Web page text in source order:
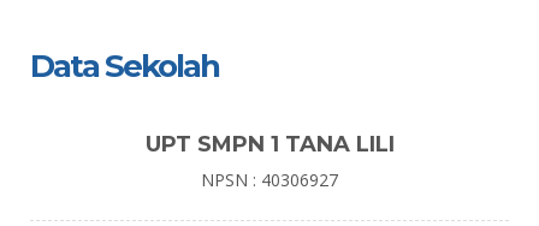
Data Sekolah
UPT SMPN 1 TANA LILI
NPSN : 40306927